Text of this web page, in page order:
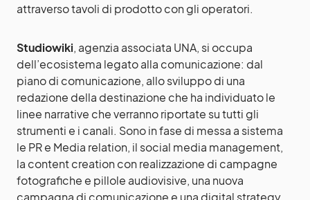
attraverso tavoli di prodotto con gli operatori.
Studiowiki, agenzia associata UNA, si occupa
dell’ecosistema legato alla comunicazione: dal
piano di comunicazione, allo sviluppo di una
redazione della destinazione che ha individuato le
linee narrative che verranno riportate su tutti gli
strumenti e i canali. Sono in fase di messa a sistema
le PR e Media relation, il social media management,
la content creation con realizzazione di campagne
fotografiche e pillole audiovisive, una nuova
campagna di comunicazione e una digital strategy